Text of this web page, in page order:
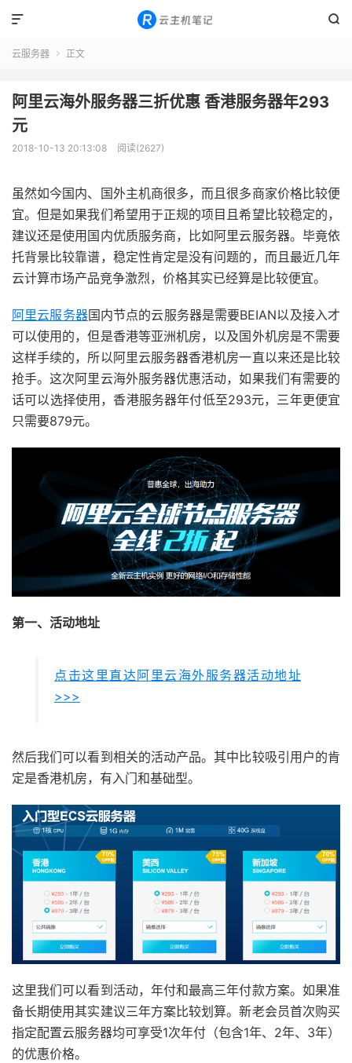


云服务器  正文
阿里云海外服务器三折优惠 香港服务器年293
元
2018-10-13 20:13:08 阅读(2627)
虽然如今国内、国外主机商很多，而且很多商家价格比较便
宜。但是如果我们希望用于正规的项目且希望比较稳定的，
建议还是使用国内优质服务商，比如阿里云服务器。毕竟依
托背景比较靠谱，稳定性肯定是没有问题的，而且最近几年
云计算市场产品竞争激烈，价格其实已经算是比较便宜。
阿里云服务器国内节点的云服务器是需要BEIAN以及接入才
可以使用的，但是香港等亚洲机房，以及国外机房是不需要
这样手续的，所以阿里云服务器香港机房一直以来还是比较
抢手。这次阿里云海外服务器优惠活动，如果我们有需要的
话可以选择使用，香港服务器年付低至293元，三年更便宜
只需要879元。
第一、活动地址
点击这里直达阿里云海外服务器活动地址
>>>
然后我们可以看到相关的活动产品。其中比较吸引用户的肯
定是香港机房，有入门和基础型。
这里我们可以看到活动，年付和最高三年付款方案。如果准
备长期使用其实建议三年方案比较划算。新老会员首次购买
指定配置云服务器均可享受1次年付（包含1年、2年、3年）
的优惠价格。